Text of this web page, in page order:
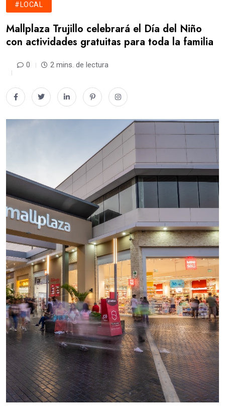
#LOCAL
Mallplaza Trujillo celebrará el Día del Niño
con actividades gratuitas para toda la familia
0 2 mins. de lectura